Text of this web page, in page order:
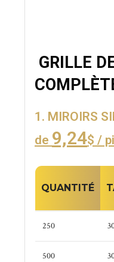
GRILLE
1. MIROIRS
de 9,24$ /
QUANTITÉ
250
500